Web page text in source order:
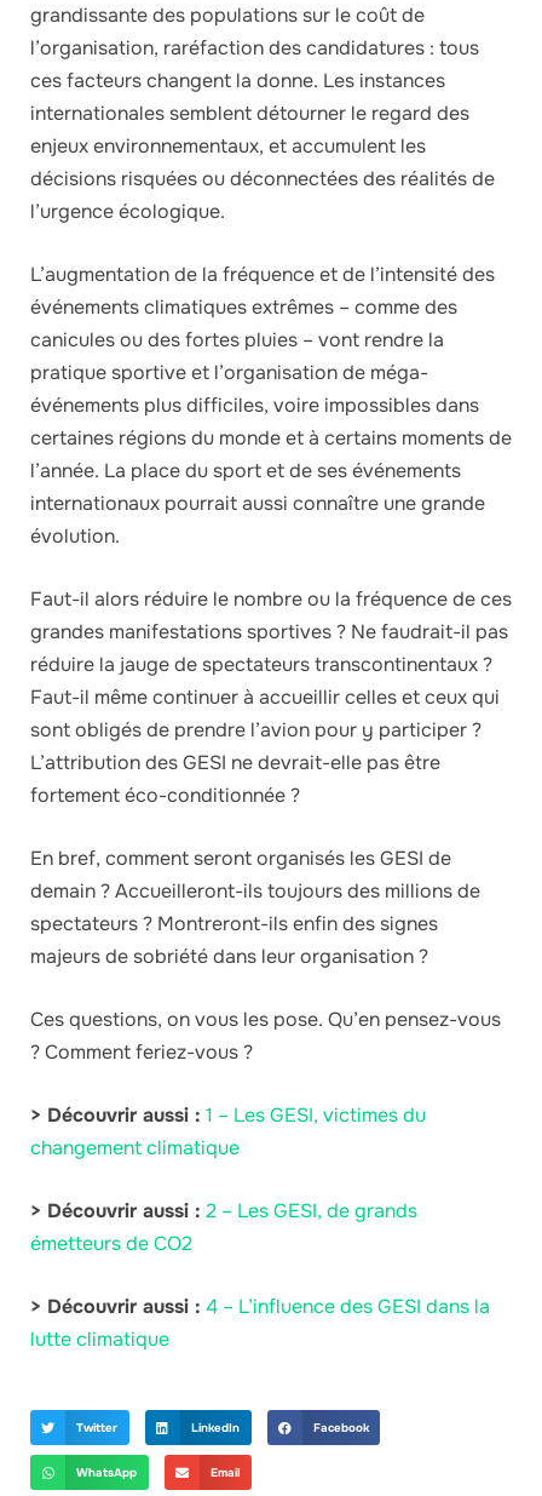
grandissante des populations sur le coût de
l’organisation, raréfaction des candidatures : tous
ces facteurs changent la donne. Les instances
internationales semblent détourner le regard des
enjeux environnementaux, et accumulent les
décisions risquées ou déconnectées des réalités de
l’urgence écologique.
L’augmentation de la fréquence et de l’intensité des
événements climatiques extrêmes – comme des
canicules ou des fortes pluies – vont rendre la
pratique sportive et l’organisation de méga-
événements plus difficiles, voire impossibles dans
certaines régions du monde et à certains moments de
l’année. La place du sport et de ses événements
internationaux pourrait aussi connaître une grande
évolution.
Faut-il alors réduire le nombre ou la fréquence de ces
grandes manifestations sportives ? Ne faudrait-il pas
réduire la jauge de spectateurs transcontinentaux ?
Faut-il même continuer à accueillir celles et ceux qui
sont obligés de prendre l’avion pour y participer ?
L’attribution des GESI ne devrait-elle pas être
fortement éco-conditionnée ?
En bref, comment seront organisés les GESI de
demain ? Accueilleront-ils toujours des millions de
spectateurs ? Montreront-ils enfin des signes
majeurs de sobriété dans leur organisation ?
Ces questions, on vous les pose. Qu’en pensez-vous
? Comment feriez-vous ?
> Découvrir aussi : 1 – Les GESI, victimes du
changement climatique
> Découvrir aussi : 2 – Les GESI, de grands
émetteurs de CO2
> Découvrir aussi : 4 – L’influence des GESI dans la
lutte climatique
Twitter LinkedIn Facebook
WhatsApp Email